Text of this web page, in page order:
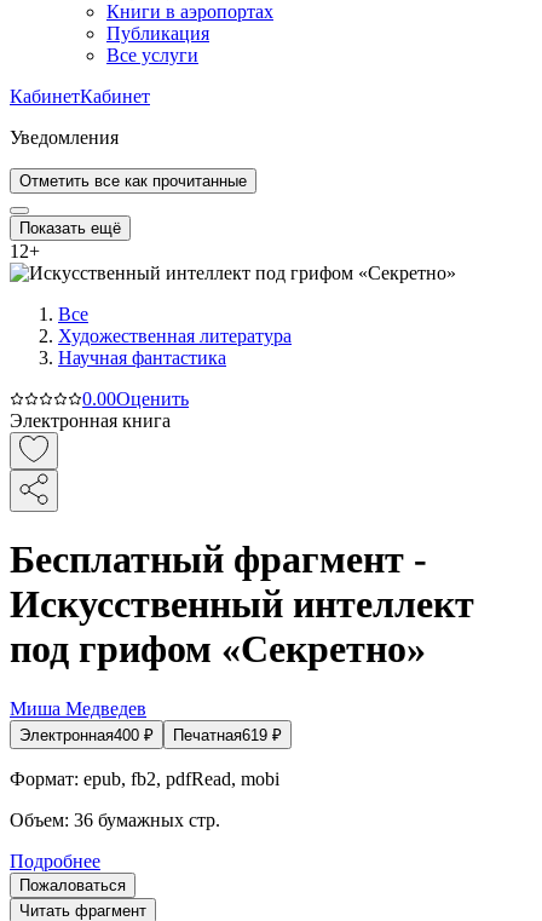
Книги в аэропортах
Публикация
Все услуги
КабинетКабинет
Уведомления
Отметить все как прочитанные
Показать ещё
12+
Все
Художественная литература
Научная фантастика
0.00Оценить
Электронная книга
Бесплатный фрагмент -
Искусственный интеллект
под грифом «Секретно»
Миша Медведев
Электронная400 ₽ Печатная619 ₽
Формат: epub, fb2, pdfRead, mobi
Объем: 36 бумажных стр.
Подробнее
Пожаловаться
Читать фрагмент